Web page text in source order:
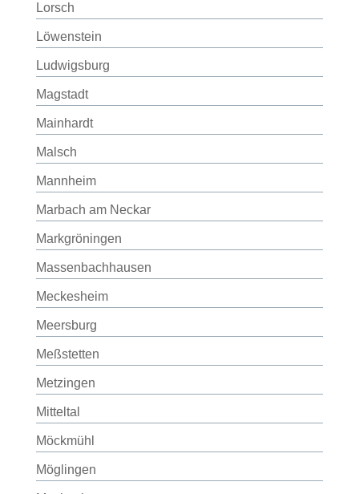
Lorsch
Löwenstein
Ludwigsburg
Magstadt
Mainhardt
Malsch
Mannheim
Marbach am Neckar
Markgröningen
Massenbachhausen
Meckesheim
Meersburg
Meßstetten
Metzingen
Mitteltal
Möckmühl
Möglingen